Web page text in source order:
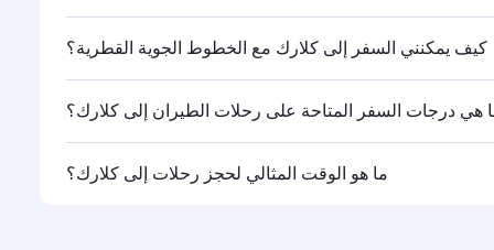
كيف يمكنني السفر إلى كلارك مع الخطوط الجوية القطرية؟
هي درجات السفر المتاحة على رحلات الطيران إلى كلارك؟
تشغيلها، يمكنك السفر على متن درجة رجال الأعمال
ما هو الوقت المثالي لحجز رحلات إلى كلارك؟